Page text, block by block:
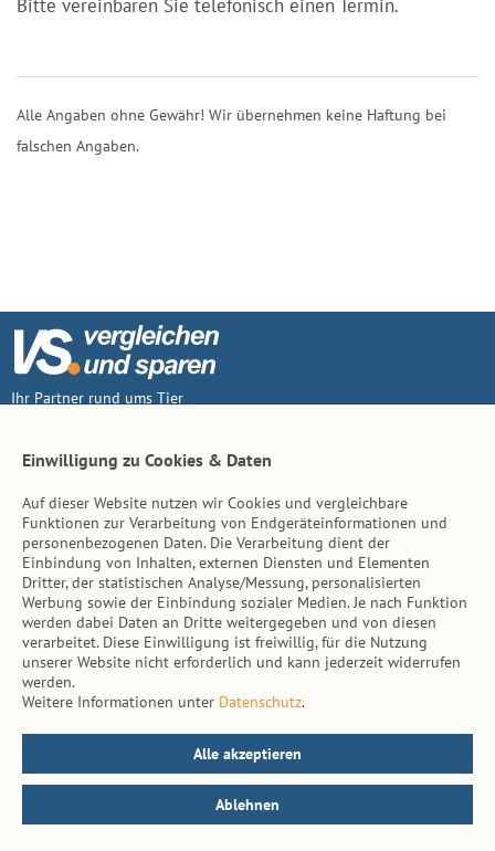
Bitte vereinbaren Sie telefonisch einen Termin.
Alle Angaben ohne Gewähr! Wir übernehmen keine Haftung bei
falschen Angaben.
Ihr Partner rund ums Tier
Inhalt
Tierarzt-Suche
Hinweise
AGB
Impressum
Datenschutz
Kontakt
© vs. vergleichen-und-sparen.de 2026
Einwilligung zu Cookies & Daten
Auf dieser Website nutzen wir Cookies und vergleichbare
Funktionen zur Verarbeitung von Endgeräteinformationen und
personenbezogenen Daten. Die Verarbeitung dient der
Einbindung von Inhalten, externen Diensten und Elementen
Dritter, der statistischen Analyse/Messung, personalisierten
Werbung sowie der Einbindung sozialer Medien. Je nach Funktion
werden dabei Daten an Dritte weitergegeben und von diesen
verarbeitet. Diese Einwilligung ist freiwillig, für die Nutzung
unserer Website nicht erforderlich und kann jederzeit widerrufen
werden.
Weitere Informationen unter Datenschutz.
Alle akzeptieren
Ablehnen